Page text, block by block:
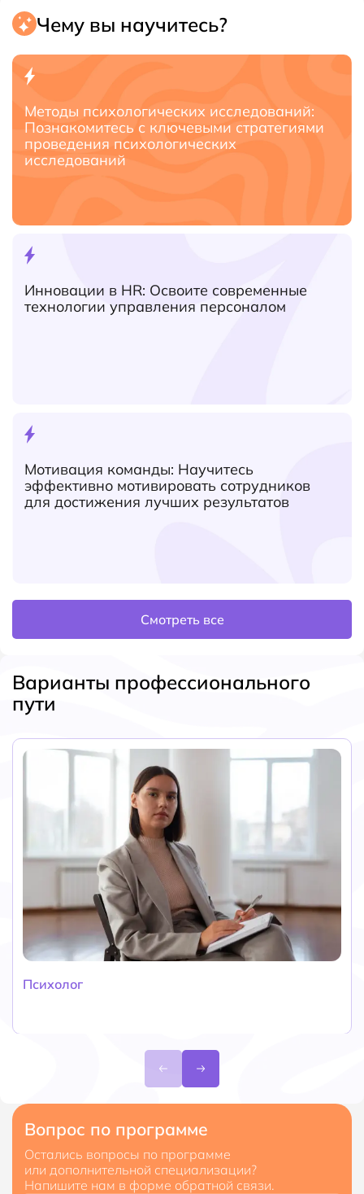
Чему вы научитесь?
Методы психологических исследований:
Познакомитесь с ключевыми стратегиями
проведения психологических
исследований
Инновации в HR: Освоите современные
технологии управления персоналом
Мотивация команды: Научитесь
эффективно мотивировать сотрудников
для достижения лучших результатов
Смотреть все
Варианты профессионального
пути
Психолог
Вопрос по программе
Остались вопросы по программе
или дополнительной специализации?
Напишите нам в форме обратной связи.